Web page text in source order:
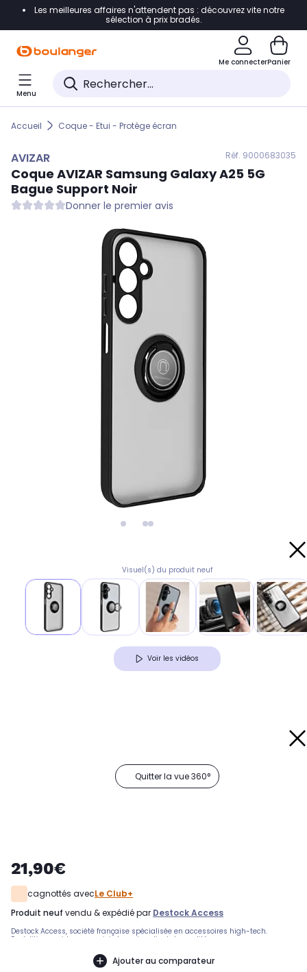
Accéder directement à la navigation
Accéder directement au pied de page
Accéder directement au chatbot
Les meilleures affaires n'attendent pas : découvrez vite notre
sélection à prix bradés.
Me connecterPanier
Menu
Accueil Coque - Etui - Protège écran
AVIZAR Réf. 9000683035
Coque AVIZAR Samsung Galaxy A25 5G
Bague Support Noir
Donner le premier avis
Visuel(s) du produit neuf
Voir les vidéos
Quitter la vue 360°
21,90€
cagnottés avecLe Club+
produit neuf vendu & expédié par Destock Access
Destock Access, société française spécialisée en accessoires high-tech.
Expédition rapide avec suivi et service client de qualité.
Ajouter au comparateur